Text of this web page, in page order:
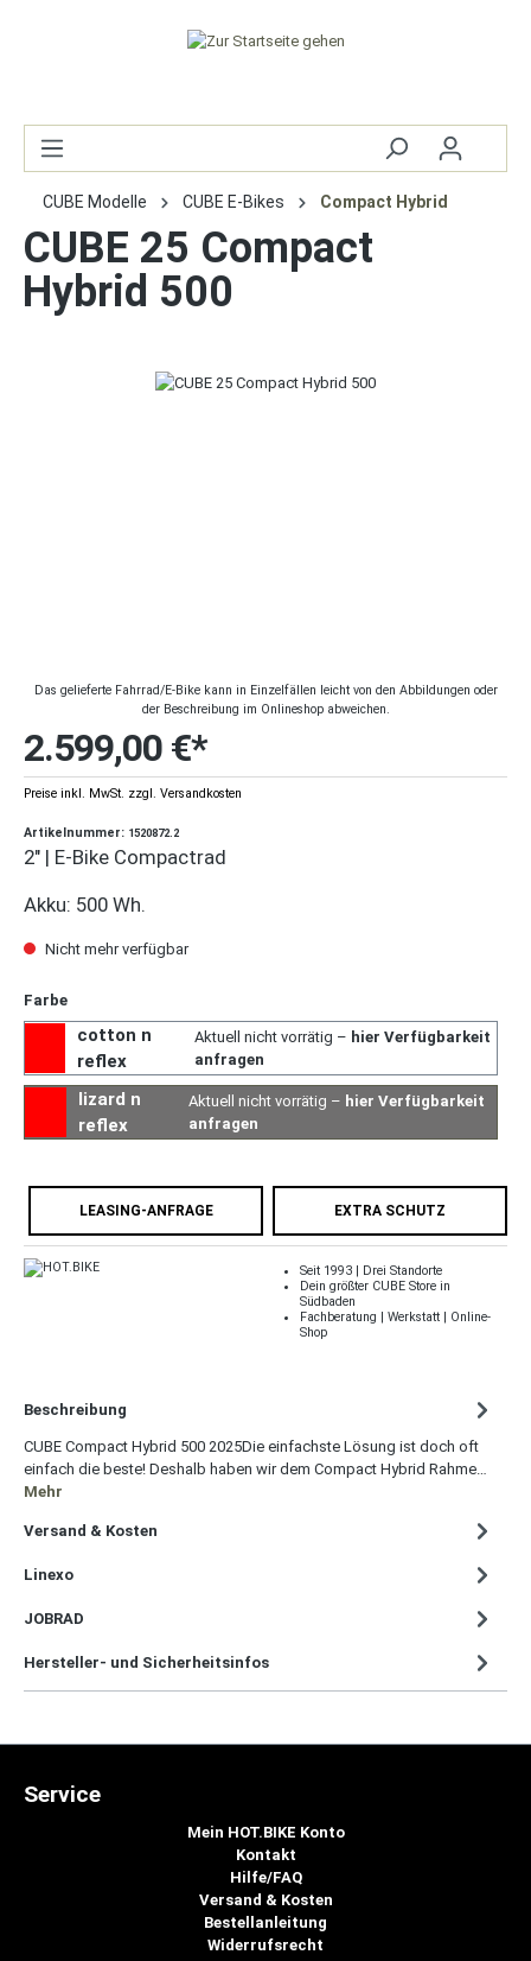
CUBE Modelle CUBE E-Bikes Compact Hybrid
CUBE 25 Compact
Hybrid 500
Das gelieferte Fahrrad/E-Bike kann in Einzelfällen leicht von den Abbildungen oder
der Beschreibung im Onlineshop abweichen.
2.599,00 €*
Preise inkl. MwSt. zzgl. Versandkosten
Artikelnummer: 1520872.2
2" | E-Bike Compactrad
Akku: 500 Wh.
Nicht mehr verfügbar
Farbe
cotton n
reflex
Aktuell nicht vorrätig – hier Verfügbarkeit
anfragen
lizard n
reflex
Aktuell nicht vorrätig – hier Verfügbarkeit
anfragen
LEASING-ANFRAGE EXTRA SCHUTZ
Seit 1993 | Drei Standorte
Dein größter CUBE Store in
Südbaden
Fachberatung | Werkstatt | Online-
Shop
Beschreibung
CUBE Compact Hybrid 500 2025Die einfachste Lösung ist doch oft
einfach die beste! Deshalb haben wir dem Compact Hybrid Rahme…
Mehr
Versand & Kosten
Linexo
JOBRAD
Hersteller- und Sicherheitsinfos
Service
Mein HOT.BIKE Konto
Kontakt
Hilfe/FAQ
Versand & Kosten
Bestellanleitung
Widerrufsrecht